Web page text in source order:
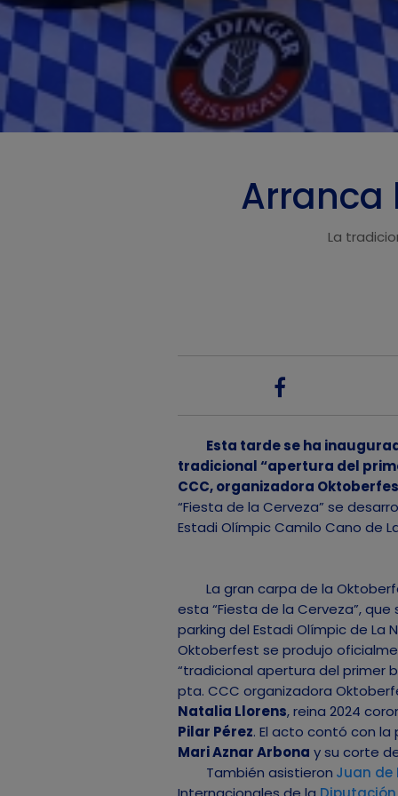
Arranca
La
Esta tarde se ha
tradicional “apertura del
CCC, organizadora
“Fiesta de la Cerveza” se
Estadi Olímpic Camilo Cano de
La gran carpa de la
esta “Fiesta de la Cerveza”,
parking del Estadi Olímpic de La
Oktoberfest se produjo
“tradicional apertura del primer
pta. CCC organizadora
Natalia Llorens, reina 2024
Pilar Pérez. El acto contó con la
Mari Aznar Arbona y su corte
También asistieron Juan de